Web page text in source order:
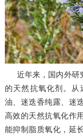
近年来，国内外研
的天然抗氧化剂。从
油、迷迭香纯露、迷
高效的天然抗氧化作
能抑制脂质氧化，延